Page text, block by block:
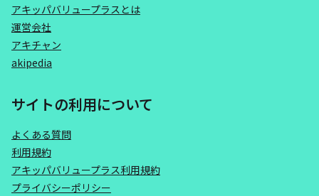
アキッパバリュープラスとは
運営会社
アキチャン
akipedia
サイトの利用について
よくある質問
利用規約
アキッパバリュープラス利用規約
プライバシーポリシー